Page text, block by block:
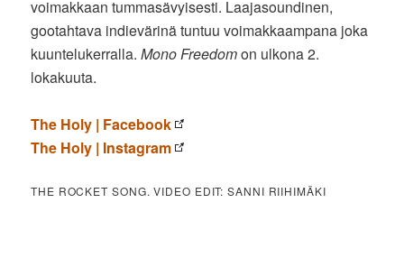
voimakkaan tummasävyisesti. Laajasoundinen,
gootahtava indievärinä tuntuu voimakkaampana joka
kuuntelukerralla.Mono Freedomon ulkona 2.
lokakuuta.
The Holy | Facebook
The Holy | Instagram
THE ROCKET SONG. VIDEO EDIT: SANNI RIIHIMÄKI